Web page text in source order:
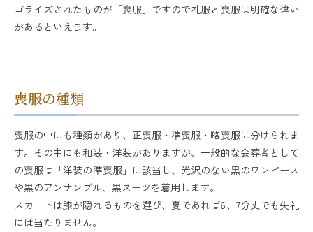
ゴライズされたものが「喪服」ですので礼服と喪服は明確な違い
があるといえます。
喪服の種類
喪服の中にも種類があり、正喪服・準喪服・略喪服に分けられま
す。その中にも和装・洋装がありますが、一般的な会葬者として
の喪服は「洋装の準喪服」に該当し、光沢のない黒のワンピース
や黒のアンサンブル、黒スーツを着用します。
スカートは膝が隠れるものを選び、夏であれば6、7分丈でも失礼
には当たりません。